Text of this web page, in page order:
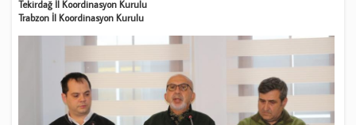
Tekirdağ İl Koordinasyon Kurulu
Trabzon İl Koordinasyon Kurulu